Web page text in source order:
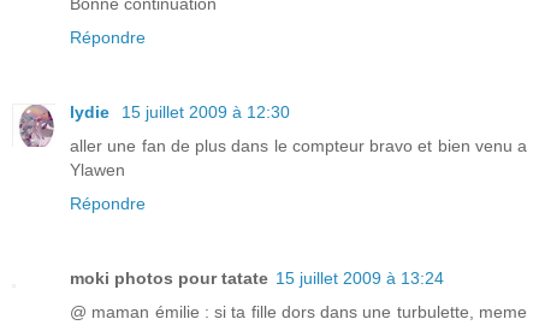
Bonne continuation
Répondre
lydie
15 juillet 2009 à 12:30
aller une fan de plus dans le compteur bravo et bien venu a
Ylawen
Répondre
moki photos pour tatate 15 juillet 2009 à 13:24
@ maman émilie : si ta fille dors dans une turbulette, meme